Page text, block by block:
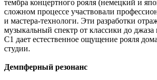
тембра концертного рояля (немецкий и
сложном процессе участвовали
и мастера-технологи. Эти разработки
музыкальный спектр от классики до джаза
C1 дает естественное ощущение рояля
студии.
Демпферный резонанс